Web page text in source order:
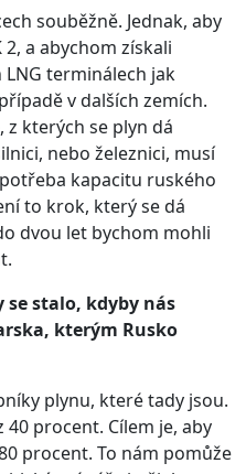
souběžně. Jednak, aby
a abychom získali
terminálech jak
v dalších zemích.
z kterých se plyn dá
nebo železnici, musí
kapacitu ruského
to krok, který se dá
dvou let bychom mohli
se stalo, kdyby nás
kterým Rusko
plynu, které tady jsou.
procent. Cílem je, aby
procent. To nám pomůže